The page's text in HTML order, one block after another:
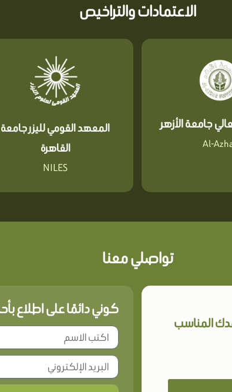
الاعتمادات والتراخيص
جامعة الأزهر
Al-
المعهد القومي لليزر جامعة
القاهرة
NILES
تواصلي معنا
المناسب
كوني دائمًا على اطلاع